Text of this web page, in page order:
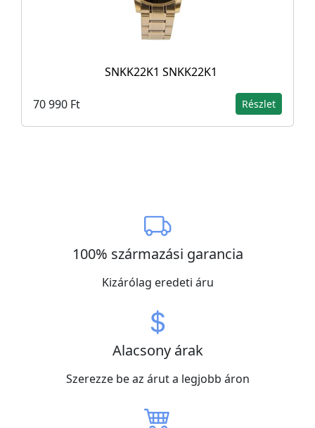
SNKK22K1 SNKK22K1
70 990 Ft Részlet
100% származási garancia
Kizárólag eredeti áru
Alacsony árak
Szerezze be az árut a legjobb áron